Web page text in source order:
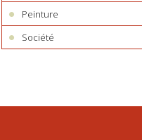
Peinture
Société